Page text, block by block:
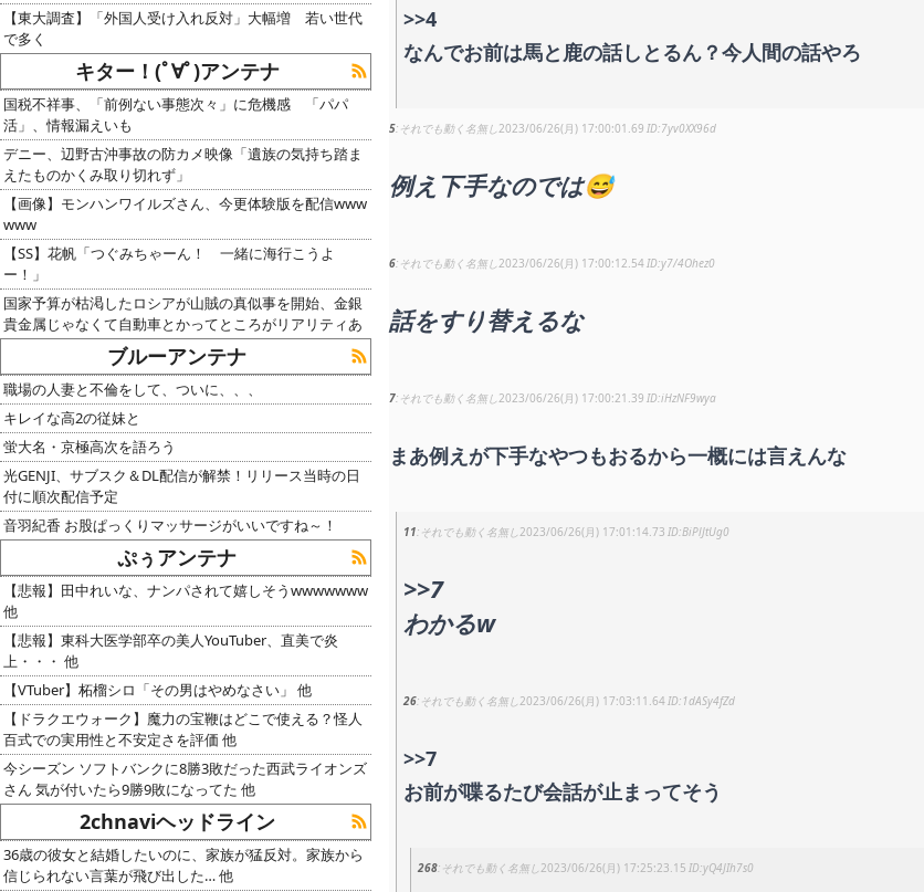
>>4
なんでお前は馬と鹿の話しとるん？今人間の話やろ
5 それでも動く名無し2023/06/26(月) 17:00:01.69 7yv0XX96d
例え下手なのでは😅
6 それでも動く名無し2023/06/26(月) 17:00:12.54 y7/4Ohez0
話をすり替えるな
7 それでも動く名無し2023/06/26(月) 17:00:21.39 iHzNF9wya
まあ例えが下手なやつもおるから一概には言えんな
11 それでも動く名無し2023/06/26(月) 17:01:14.73 BiPlJtUg0
>>7
わかるw
26 それでも動く名無し2023/06/26(月) 17:03:11.64 1dASy4fZd
>>7
お前が喋るたび会話が止まってそう
268 それでも動く名無し2023/06/26(月) 17:25:23.15 yQ4JIh7s0
【東大調査】「外国人受け入れ反対」大幅増 若い世代
で多く
キター！(ﾟ∀ﾟ)アンテナ
国税不祥事、「前例ない事態次々」に危機感 「パパ
活」、情報漏えいも
デニー、辺野古沖事故の防カメ映像「遺族の気持ち踏ま
えたものかくみ取り切れず」
【画像】モンハンワイルズさん、今更体験版を配信www
www
【SS】花帆「つぐみちゃーん！ 一緒に海行こうよ
ー！」
国家予算が枯渇したロシアが山賊の真似事を開始、金銀
貴金属じゃなくて自動車とかってところがリアリティあ
ブルーアンテナ
職場の人妻と不倫をして、ついに、、、
キレイな高2の従妹と
蛍大名・京極高次を語ろう
光GENJI、サブスク＆DL配信が解禁！リリース当時の日
付に順次配信予定
音羽紀香 お股ぱっくりマッサージがいいですね～！
ぷぅアンテナ
【悲報】田中れいな、ナンパされて嬉しそうwwwwwww
他
【悲報】東科大医学部卒の美人YouTuber、直美で炎
上・・・ 他
【VTuber】柘榴シロ「その男はやめなさい」 他
【ドラクエウォーク】魔力の宝鞭はどこで使える？怪人
百式での実用性と不安定さを評価 他
今シーズン ソフトバンクに8勝3敗だった西武ライオンズ
さん 気が付いたら9勝9敗になってた 他
2chnaviヘッドライン
36歳の彼女と結婚したいのに、家族が猛反対。家族から
信じられない言葉が飛び出した… 他